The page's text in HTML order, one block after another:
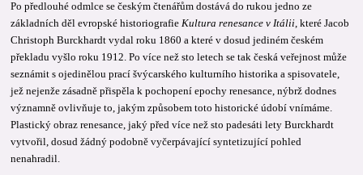
Po předlouhé odmlce se českým čtenářům dostává do rukou jedno ze
základních děl evropské historiografie Kultura renesance v Itálii , které Jacob
Christoph Burckhardt vydal roku 1860 a které v dosud jediném českém
překladu vyšlo roku 1912. Po více než sto letech se tak česká veřejnost může
seznámit s ojedinělou prací švýcarského kulturního historika a spisovatele,
jež nejenže zásadně přispěla k pochopení epochy renesance, nýbrž dodnes
významně ovlivňuje to, jakým způsobem toto historické údobí vnímáme.
Plastický obraz renesance, jaký před více než sto padesáti lety Burckhardt
vytvořil, dosud žádný podobně vyčerpávající syntetizující pohled
nenahradil.